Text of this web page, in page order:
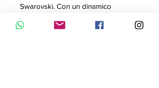
Swarovski. Con un dinamico
una elegante montatura placcata